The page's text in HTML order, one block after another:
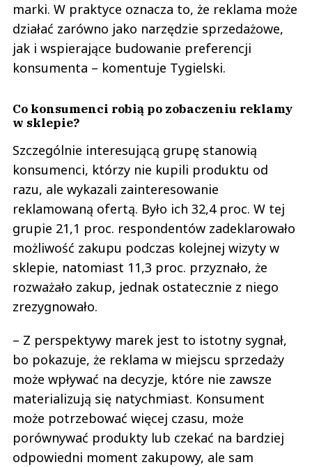
marki. W praktyce oznacza to, że reklama może
działać zarówno jako narzędzie sprzedażowe,
jak i wspierające budowanie preferencji
konsumenta – komentuje Tygielski.
Co konsumenci robią po zobaczeniu reklamy
w sklepie?
Szczególnie interesującą grupę stanowią
konsumenci, którzy nie kupili produktu od
razu, ale wykazali zainteresowanie
reklamowaną ofertą. Było ich 32,4 proc. W tej
grupie 21,1 proc. respondentów zadeklarowało
możliwość zakupu podczas kolejnej wizyty w
sklepie, natomiast 11,3 proc. przyznało, że
rozważało zakup, jednak ostatecznie z niego
zrezygnowało.
– Z perspektywy marek jest to istotny sygnał,
bo pokazuje, że reklama w miejscu sprzedaży
może wpływać na decyzje, które nie zawsze
materializują się natychmiast. Konsument
może potrzebować więcej czasu, może
porównywać produkty lub czekać na bardziej
odpowiedni moment zakupowy, ale sam